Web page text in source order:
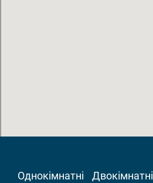
Однокімнатні Двокімнатні